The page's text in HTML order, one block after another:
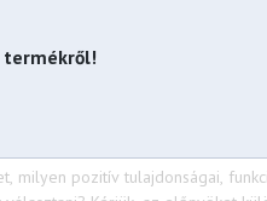
termékről!